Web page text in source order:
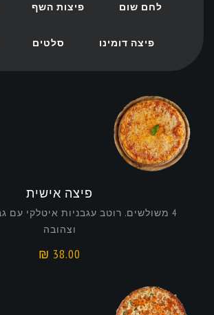
לחם שום פיצות השף
פיצה דומינו סלטים
פיצה אישית
4 משולשים. רוטב עגבניות איטלקי עם
וצהובה
38.00
₪